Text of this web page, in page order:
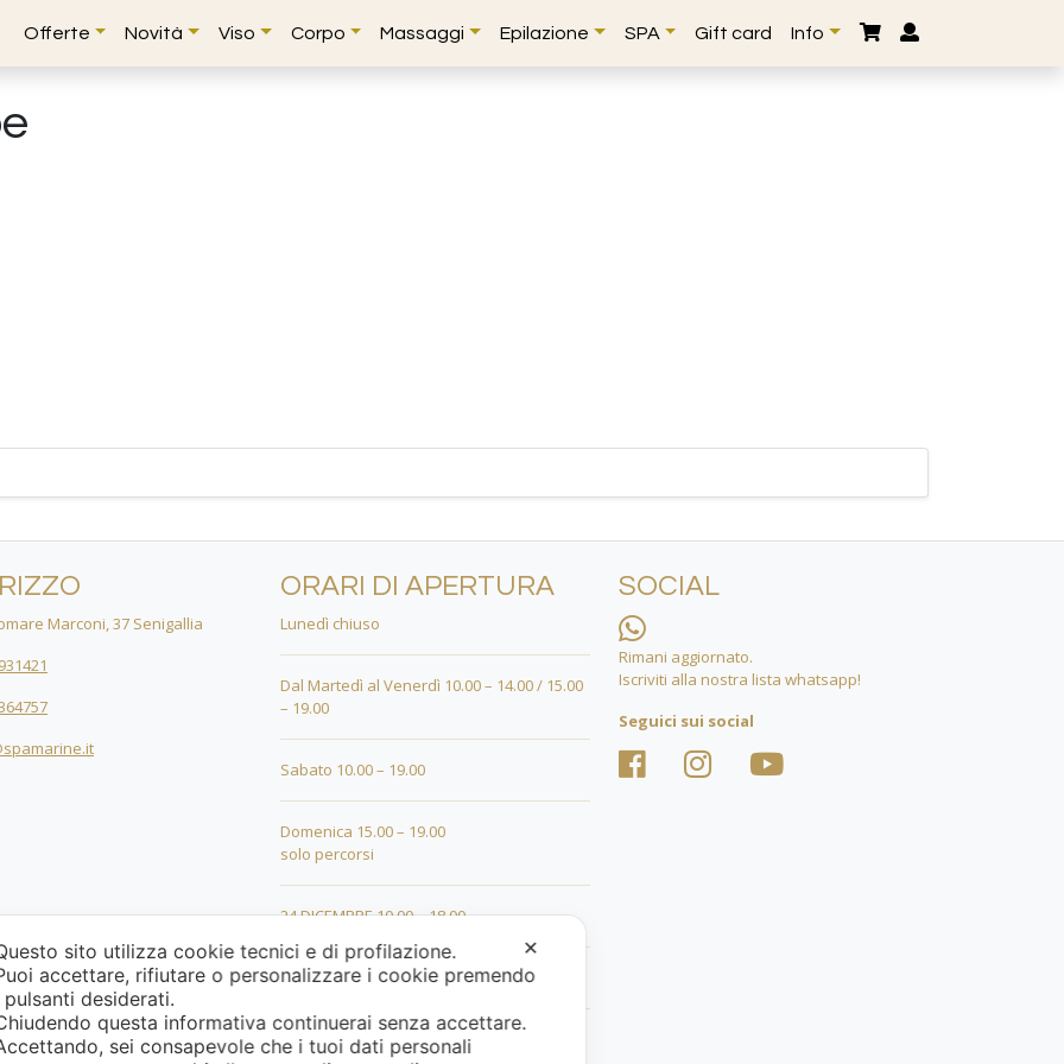
Offerte Novità Viso Corpo Massaggi Epilazione SPA Gift card Info
Marconi, 37 Senigallia
ORARI DI APERTURA
Lunedì chiuso
Dal Martedì al Venerdì 10.00 – 14.00 / 15.00
– 19.00
Sabato 10.00 – 19.00
Domenica 15.00 – 19.00
solo percorsi
24 DICEMBRE 10.00 – 18.00
25 DICEMBRE 15.00 – 19.00
26 DICEMBRE 15.00 – 19.00
SOCIAL
Rimani aggiornato.
Iscriviti alla nostra lista whatsapp!
Seguici sui social
✕
sito utilizza cookie tecnici e di profilazione.
accettare, rifiutare o personalizzare i cookie premendo
pulsanti desiderati.
questa informativa continuerai senza accettare.
sei consapevole che i tuoi dati personali